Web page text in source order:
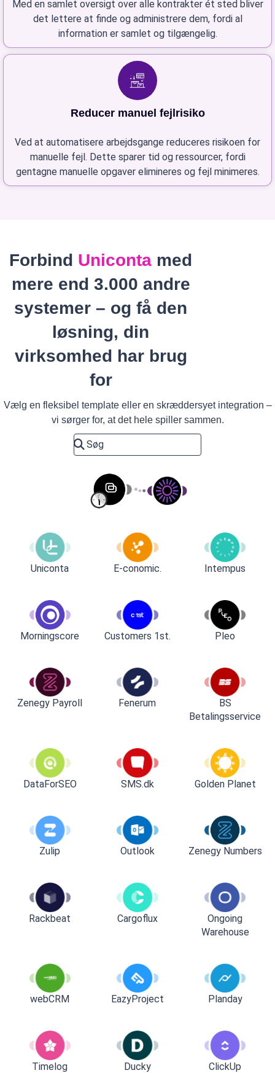
Med en samlet oversigt over alle kontrakter ét sted bliver
det lettere at finde og administrere dem, fordi al
information er samlet og tilgængelig.
Reducer manuel fejlrisiko
Ved at automatisere arbejdsgange reduceres risikoen for
manuelle fejl. Dette sparer tid og ressourcer, fordi
gentagne manuelle opgaver elimineres og fejl minimeres.
Forbind Uniconta med
mere end 3.000 andre
systemer – og få den
løsning, din
virksomhed har brug
for
Vælg en fleksibel template eller en skræddersyet integration –
vi sørger for, at det hele spiller sammen.
Uniconta E-conomic. Intempus
Morningscore Customers 1st. Pleo
Zenegy Payroll Fenerum
BS
Betalingsservice
DataForSEO SMS.dk Golden Planet
Zulip Outlook Zenegy Numbers
Rackbeat Cargoflux
Ongoing
Warehouse
webCRM EazyProject Planday
Timelog Ducky ClickUp